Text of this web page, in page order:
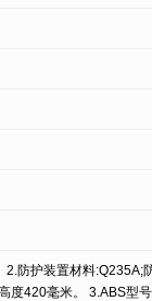
防护装置材料:Q235A;
度420毫米。 3.ABS型